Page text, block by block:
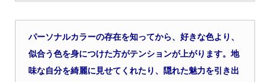
パーソナルカラーの存在を知ってから、好きな色より、
似合う色を身につけた方がテンションが上がります。地
味な自分を綺麗に見せてくれたり、隠れた魅力を引き出